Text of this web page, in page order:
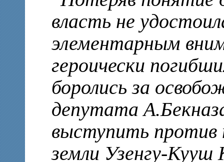
власть не
элементарным
героически
боролись за
депутата
выступить против
земли Узенгу-